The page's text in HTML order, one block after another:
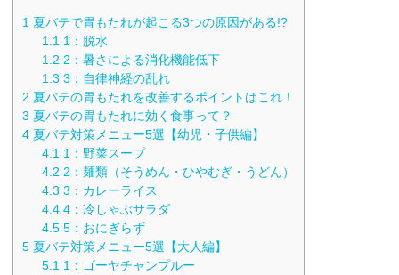
1 夏バテで胃もたれが起こる3つの原因がある!?
1.1 1：脱水
1.2 2：暑さによる消化機能低下
1.3 3：自律神経の乱れ
2 夏バテの胃もたれを改善するポイントはこれ！
3 夏バテの胃もたれに効く食事って？
4 夏バテ対策メニュー5選【幼児・子供編】
4.1 1：野菜スープ
4.2 2：麺類（そうめん・ひやむぎ・うどん）
4.3 3：カレーライス
4.44：冷しゃぶサラダ
4.55：おにぎらず
5 夏バテ対策メニュー5選【大人編】
5.1 1：ゴーヤチャンプルー